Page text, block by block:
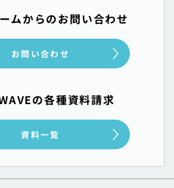
ムからのお問い合わせ
お問い合わせ
の各種資料請求
資料一覧